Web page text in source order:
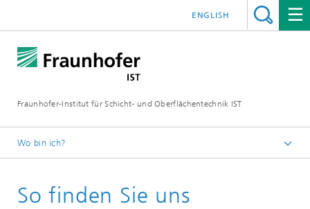
Fraunhofer-Institut für Schicht- und Oberflächentechnik IST
ENGLISH
Wo bin ich?
So finden Sie uns